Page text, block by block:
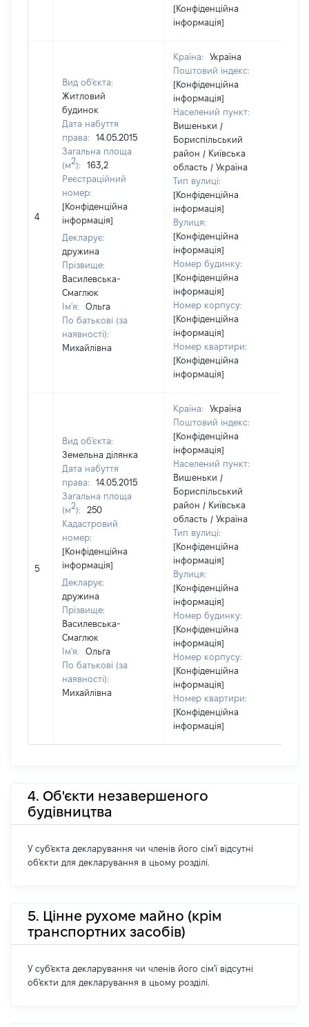
[Конфіденційна
інформація]
4
Вид об'єкта:
Житловий
будинок
Дата набуття
права:
14.05.2015
Загальна площа
(м2):
163,2
Реєстраційний
номер:
[Конфіденційна
інформація]
Декларує:
дружина
Прізвище:
Василевська-
Смаглюк
Ім'я:
Ольга
По батькові (за
наявності):
Михайлівна
Країна:
Україна
Поштовий індекс:
[Конфіденційна
інформація]
Населений пункт:
Вишеньки /
Бориспільський
район / Київська
область / Україна
Тип вулиці:
[Конфіденційна
інформація]
Вулиця:
[Конфіденційна
інформація]
Номер будинку:
[Конфіденційна
інформація]
Номер корпусу:
[Конфіденційна
інформація]
Номер квартири:
[Конфіденційна
інформація]
5
Вид об'єкта:
Земельна ділянка
Дата набуття
права:
14.05.2015
Загальна площа
(м2):
250
Кадастровий
номер:
[Конфіденційна
інформація]
Декларує:
дружина
Прізвище:
Василевська-
Смаглюк
Ім'я:
Ольга
По батькові (за
наявності):
Михайлівна
Країна:
Україна
Поштовий індекс:
[Конфіденційна
інформація]
Населений пункт:
Вишеньки /
Бориспільський
район / Київська
область / Україна
Тип вулиці:
[Конфіденційна
інформація]
Вулиця:
[Конфіденційна
інформація]
Номер будинку:
[Конфіденційна
інформація]
Номер корпусу:
[Конфіденційна
інформація]
Номер квартири:
[Конфіденційна
інформація]
4. Об'єкти незавершеного
будівництва
У суб'єкта декларування чи членів його сім'ї відсутні
об'єкти для декларування в цьому розділі.
5. Цінне рухоме майно (крім
транспортних засобів)
У суб'єкта декларування чи членів його сім'ї відсутні
об'єкти для декларування в цьому розділі.